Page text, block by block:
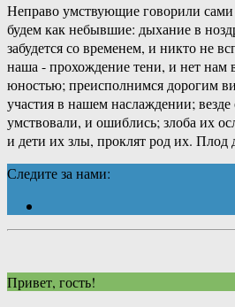
Неправо умствующие говорили сами
будем как небывшие: дыхание в
забудется со временем, и никто не
наша - прохождение тени, и нет нам
юностью; преисполнимся дорогим
участия в нашем наслаждении;
умствовали, и ошиблись; злоба их
и дети их злы, проклят род их. Плод
Следите за нами:
Привет, гость!